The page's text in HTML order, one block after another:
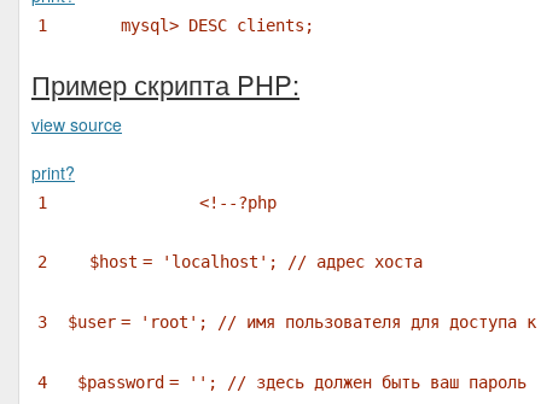
1 mysql> DESC clients;
Пример скрипта PHP:
view source
print?
1 <!--?php
2 $host = 'localhost' ; // адрес хоста
3 $user = 'root' ; // имя пользователя для доступа к
4 $password = '' ; // здесь должен быть ваш пароль